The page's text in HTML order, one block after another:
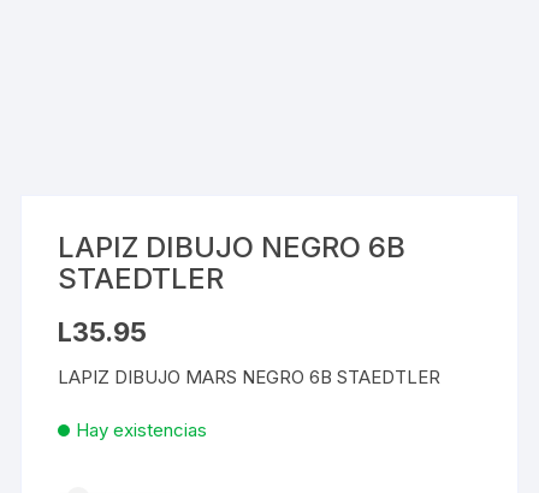
LAPIZ DIBUJO NEGRO 6B
STAEDTLER
L35.95
LAPIZ DIBUJO MARS NEGRO 6B STAEDTLER
Hay existencias